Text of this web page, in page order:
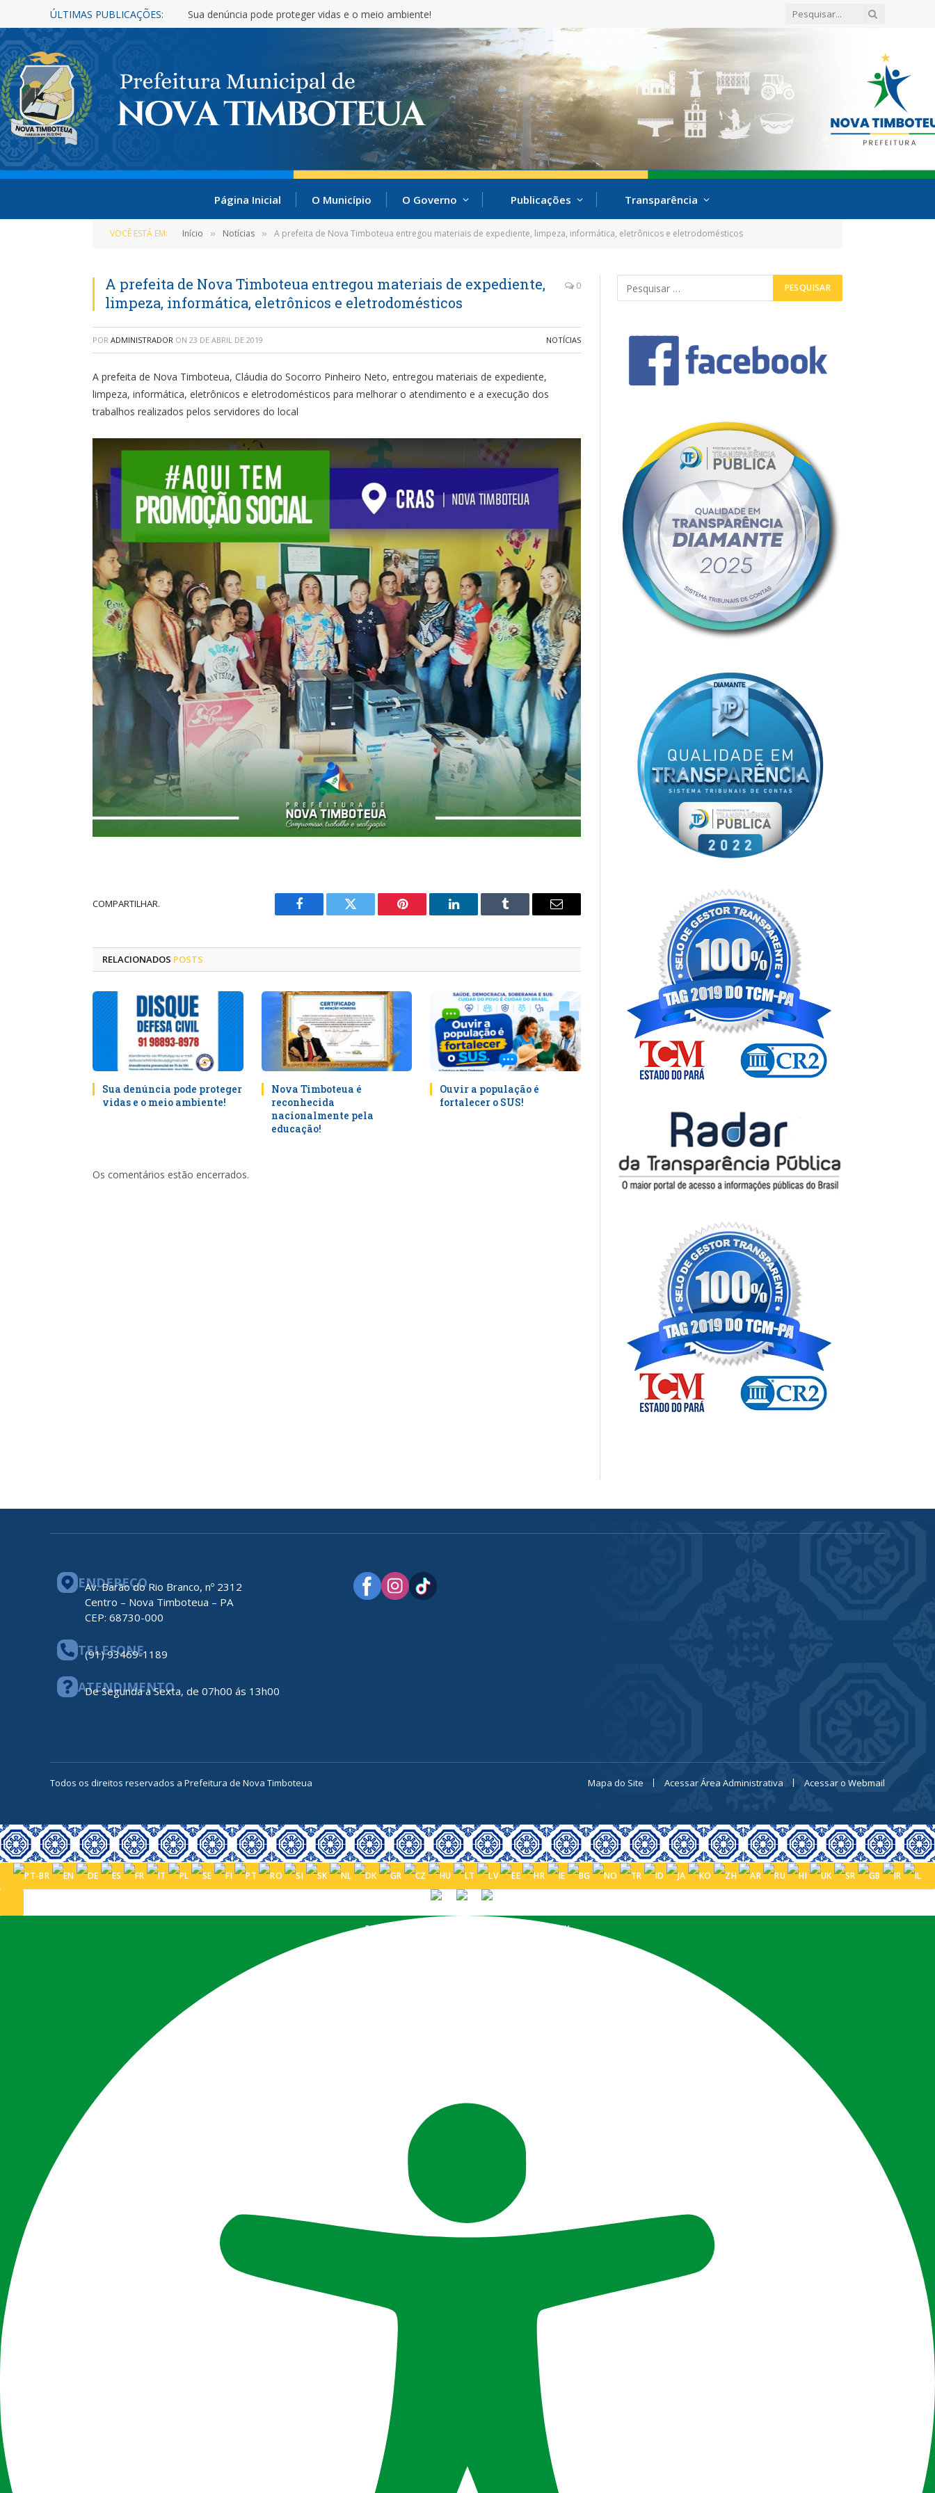
ÚLTIMAS PUBLICAÇÕES: Sua denúncia pode proteger vidas e o meio ambiente!
Página Inicial O Município O Governo Publicações Transparência
VOCÊ ESTÁ EM: Início » Notícias » A prefeita de Nova Timboteua entregou materiais de expediente, limpeza, informática, eletrônicos e eletrodomésticos
A prefeita de Nova Timboteua entregou materiais de expediente,
limpeza, informática, eletrônicos e eletrodomésticos
0
POR ADMINISTRADOR ON 23 DE ABRIL DE 2019 NOTÍCIAS
A prefeita de Nova Timboteua, Cláudia do Socorro Pinheiro Neto, entregou materiais de expediente,
limpeza, informática, eletrônicos e eletrodomésticos para melhorar o atendimento e a execução dos
trabalhos realizados pelos servidores do local
COMPARTILHAR.
Facebook Twitter Pinterest LinkedIn Tumblr
E-
RELACIONADOS POSTS
Sua denúncia pode proteger
vidas e o meio ambiente!
Nova Timboteua é
reconhecida
nacionalmente pela
educação!
Ouvir a população é
fortalecer o SUS!
Os comentários estão encerrados.
ENDEREÇO
Av. Barão do Rio Branco, nº 2312
Centro – Nova Timboteua – PA
CEP: 68730-000
TELEFONE
(91) 93469-1189
ATENDIMENTO
De Segunda a Sexta, de 07h00 ás 13h00
Todos os direitos reservados a Prefeitura de Nova Timboteua Mapa do Site Acessar Área Administrativa Acessar o Webmail
PORTUGUÊS (BRASIL)